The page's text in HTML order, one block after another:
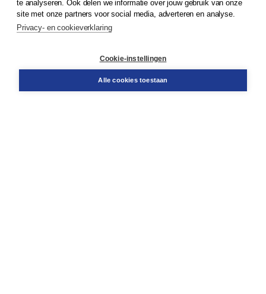
Klantenservice
Service & informatie
Contact
te analyseren. Ook delen we informatie over jouw gebruik van onze
site met onze partners voor social media, adverteren en analyse.
Privacy- en cookieverklaring
Cookie-instellingen
Alle cookies toestaan